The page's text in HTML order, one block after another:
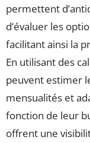
permettent
d’évaluer les
facilitant ainsi la
En utilisant des
peuvent estimer
mensualités et
fonction de leur
offrent une